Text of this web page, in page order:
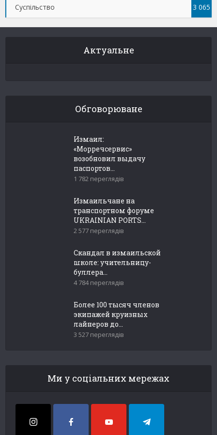
Суспільство 3 065
Актуальне
Обговорюване
Измаил:
«Морречсервис»
возобновил выдачу
паспортов...
1 782 переглядів
Измаильчане на
транспортном форуме
UKRAINIAN PORTS...
2 577 переглядів
Скандал в измаильской
школе: учительницу-
буллера...
4 784 переглядів
Более 100 тысяч членов
экипажей круизных
лайнеров до...
3 527 переглядів
Ми у соціальних мережах